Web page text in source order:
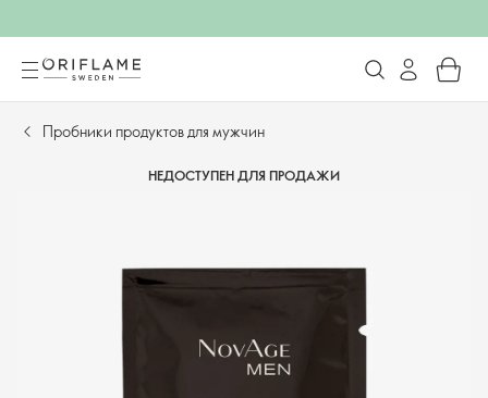
Пробники продуктов для мужчин
НЕДОСТУПЕН ДЛЯ ПРОДАЖИ